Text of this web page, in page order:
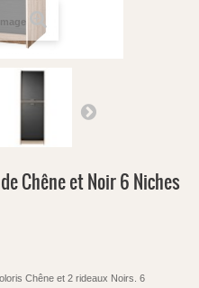
Chêne et Noir 6 Niches
Chêne et 2 rideaux Noirs. 6